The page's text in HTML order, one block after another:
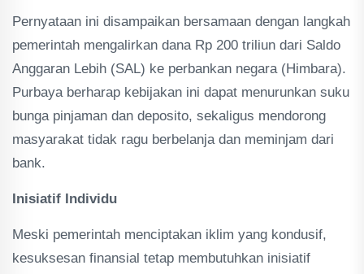
Pernyataan ini disampaikan bersamaan dengan langkah
pemerintah mengalirkan dana Rp 200 triliun dari Saldo
Anggaran Lebih (SAL) ke perbankan negara (Himbara).
Purbaya berharap kebijakan ini dapat menurunkan suku
bunga pinjaman dan deposito, sekaligus mendorong
masyarakat tidak ragu berbelanja dan meminjam dari
bank.
Inisiatif Individu
Meski pemerintah menciptakan iklim yang kondusif,
kesuksesan finansial tetap membutuhkan inisiatif